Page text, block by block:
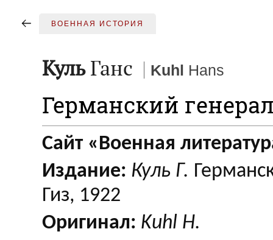
ВОЕННАЯ ИСТОРИЯ
КульГанс Kuhl Hans
Германский
Сайт «Военная
Издание: Куль Г.
Гиз, 1922
Оригинал: Kuhl H.